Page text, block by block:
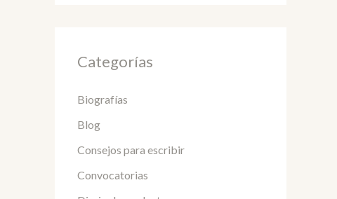
Categorías
Biografías
Blog
Consejos para escribir
Convocatorias